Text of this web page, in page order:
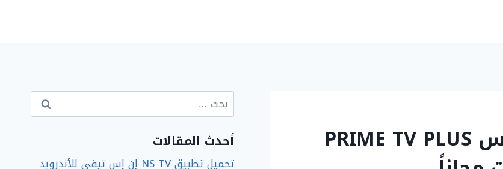
تحميل تطبيق برايم تيفي بلس PRIME TV PLUS
البحث
عن:
أحدث المقالات
تحميل تطبيق NS TV إن إس تيفي للأندرويد